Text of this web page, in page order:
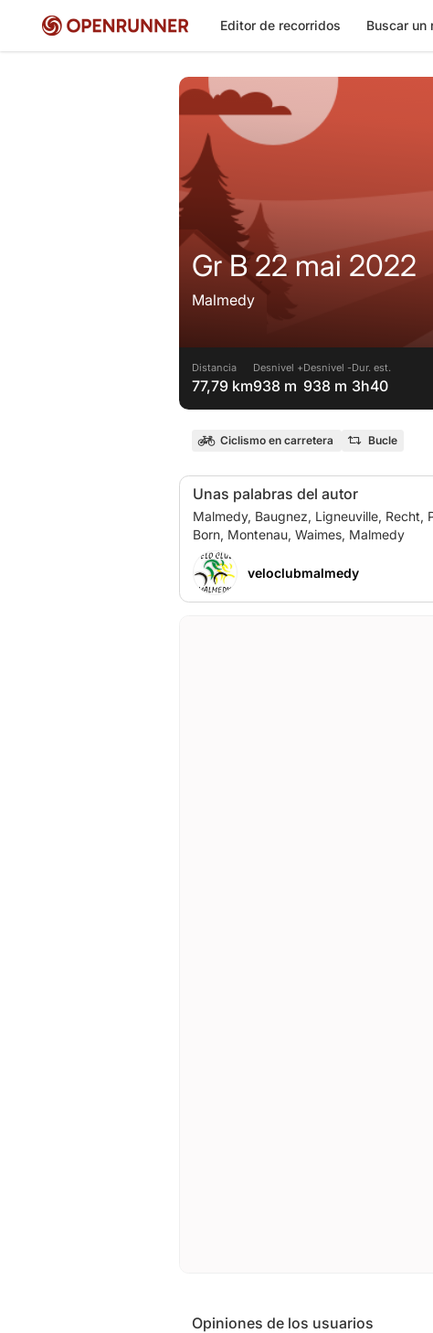
Editor de recorridos Buscar un
Gr B 22 mai 2022
Malmedy
Distancia
77,79 km
Desnivel +
938 m
Desnivel -
938 m
Dur. est.
3h40
Ciclismo en carretera Bucle
Unas palabras del autor
Malmedy, Baugnez, Ligneuville, Recht,
veloclubmalmedy
Opiniones de los usuarios